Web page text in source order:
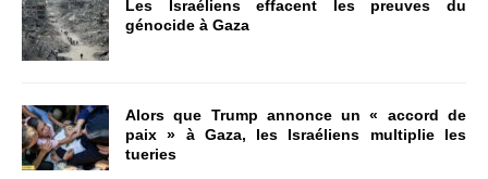
Les Israéliens effacent les preuves du
génocide à Gaza
Alors que Trump annonce un « accord de
paix » à Gaza, les Israéliens multiplie les
tueries